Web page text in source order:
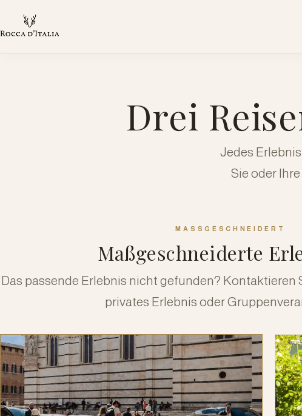
Drei
Jedes
Sie oder
MASSGESCHNEIDERT
Maßgeschneiderte
Das passende Erlebnis nicht gefunden? Kontaktieren
privates Erlebnis oder